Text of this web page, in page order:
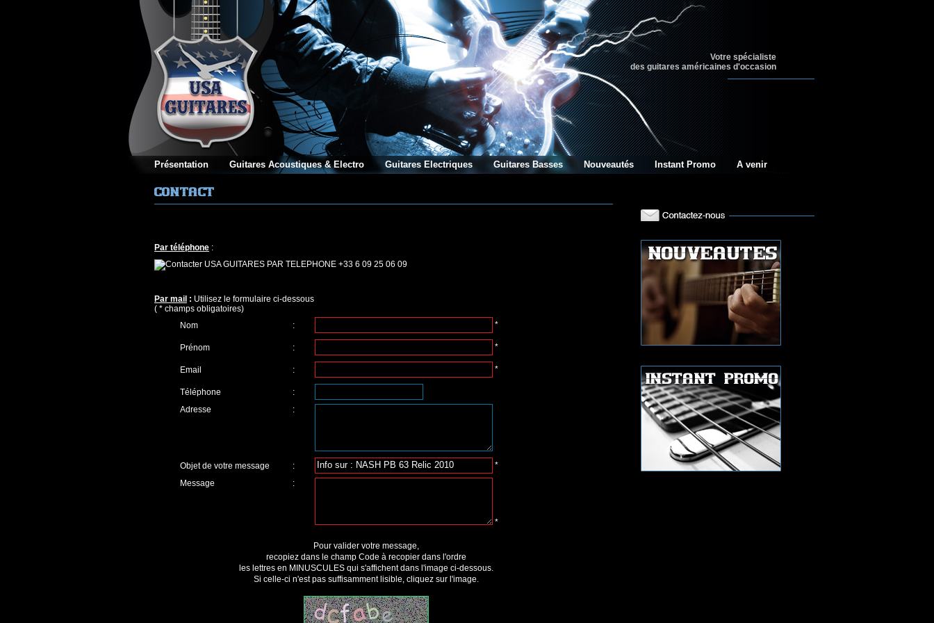
Votre spécialiste
des guitares américaines d'occasion
Présentation Guitares Acoustiques & Electro Guitares Electriques Guitares Basses Nouveautés Instant Promo A venir
Par téléphone :
+33 6 09 25 06 09
Par mail : Utilisez le formulaire ci-dessous
( * champs obligatoires)
Nom
: *
Prénom : *
Email : *
Téléphone
:
Adresse
:
Objet de votre message :
*
Message
:
*
Pour valider votre message,
recopiez dans le champ Code à recopier dans l'ordre
les lettres en MINUSCULES qui s'affichent dans l'image ci-dessous.
Si celle-ci n'est pas suffisamment lisible, cliquez sur l'image.